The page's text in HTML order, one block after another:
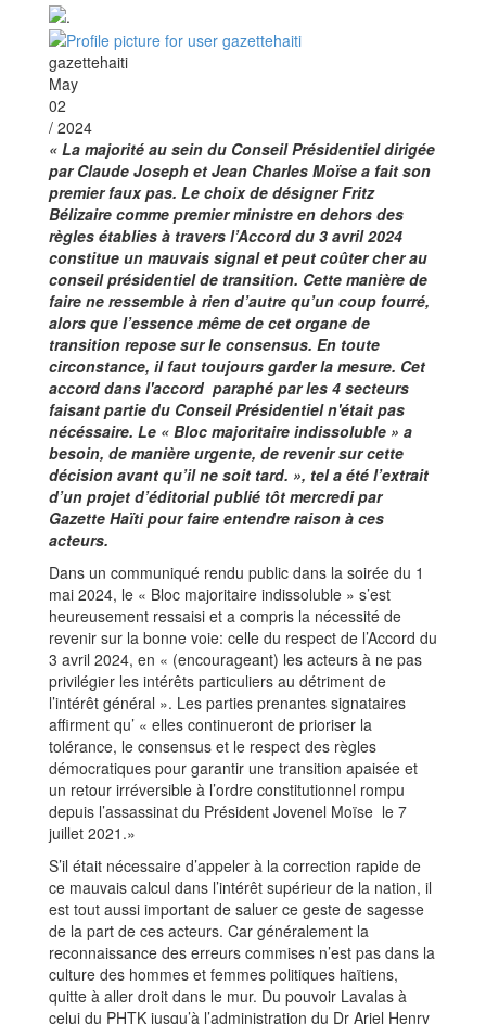
gazettehaiti
May
02
/ 2024
« La majorité au sein du Conseil Présidentiel dirigée
par Claude Joseph et Jean Charles Moïse a fait son
premier faux pas. Le choix de désigner Fritz
Bélizaire comme premier ministre en dehors des
règles établies à travers l’Accord du 3 avril 2024
constitue un mauvais signal et peut coûter cher au
conseil présidentiel de transition. Cette manière de
faire ne ressemble à rien d’autre qu’un coup fourré,
alors que l’essence même de cet organe de
transition repose sur le consensus. En toute
circonstance, il faut toujours garder la mesure. Cet
accord dans l'accord paraphé par les 4 secteurs
faisant partie du Conseil Présidentiel n'était pas
nécéssaire. Le « Bloc majoritaire indissoluble » a
besoin, de manière urgente, de revenir sur cette
décision avant qu’il ne soit tard. », tel a été l’extrait
d’un projet d’éditorial publié tôt mercredi par
Gazette Haïti pour faire entendre raison à ces
acteurs.
Dans un communiqué rendu public dans la soirée du 1
mai 2024, le « Bloc majoritaire indissoluble » s’est
heureusement ressaisi et a compris la nécessité de
revenir sur la bonne voie: celle du respect de l’Accord du
3 avril 2024, en « (encourageant) les acteurs à ne pas
privilégier les intérêts particuliers au détriment de
l’intérêt général ». Les parties prenantes signataires
affirment qu’ « elles continueront de prioriser la
tolérance, le consensus et le respect des règles
démocratiques pour garantir une transition apaisée et
un retour irréversible à l’ordre constitutionnel rompu
depuis l’assassinat du Président Jovenel Moïse le 7
juillet 2021.»
S’il était nécessaire d’appeler à la correction rapide de
ce mauvais calcul dans l’intérêt supérieur de la nation, il
est tout aussi important de saluer ce geste de sagesse
de la part de ces acteurs. Car généralement la
reconnaissance des erreurs commises n’est pas dans la
culture des hommes et femmes politiques haïtiens,
quitte à aller droit dans le mur. Du pouvoir Lavalas à
celui du PHTK jusqu’à l’administration du Dr Ariel Henry